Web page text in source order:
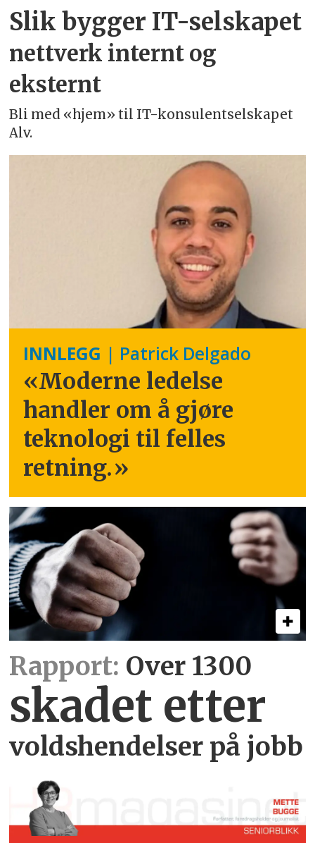
Slik bygger IT-selskapet
nettverk internt og
eksternt
Bli med «hjem» til IT-konsulentselskapet
Alv.
INNLEGG | Patrick Delgado
«Moderne ledelse
handler om å gjøre
teknologi til felles
retning.»
Rapport: Over 1300
skadet etter
voldshendelser på jobb